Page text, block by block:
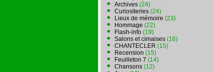
Archives (24)
Curiositeries (24)
Lieux de mémoire (23)
Hommage (22)
Flash-info (19)
Salons et cimaises (16)
CHANTECLER (15)
Recension (15)
Feuilleton 7 (14)
Chansons (12)